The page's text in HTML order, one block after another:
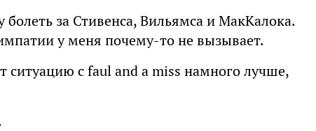
за Стивенса, Вильямса и МакКалока.
у меня почему-то не вызывает.
ситуацию с faul and a miss намного лучше,